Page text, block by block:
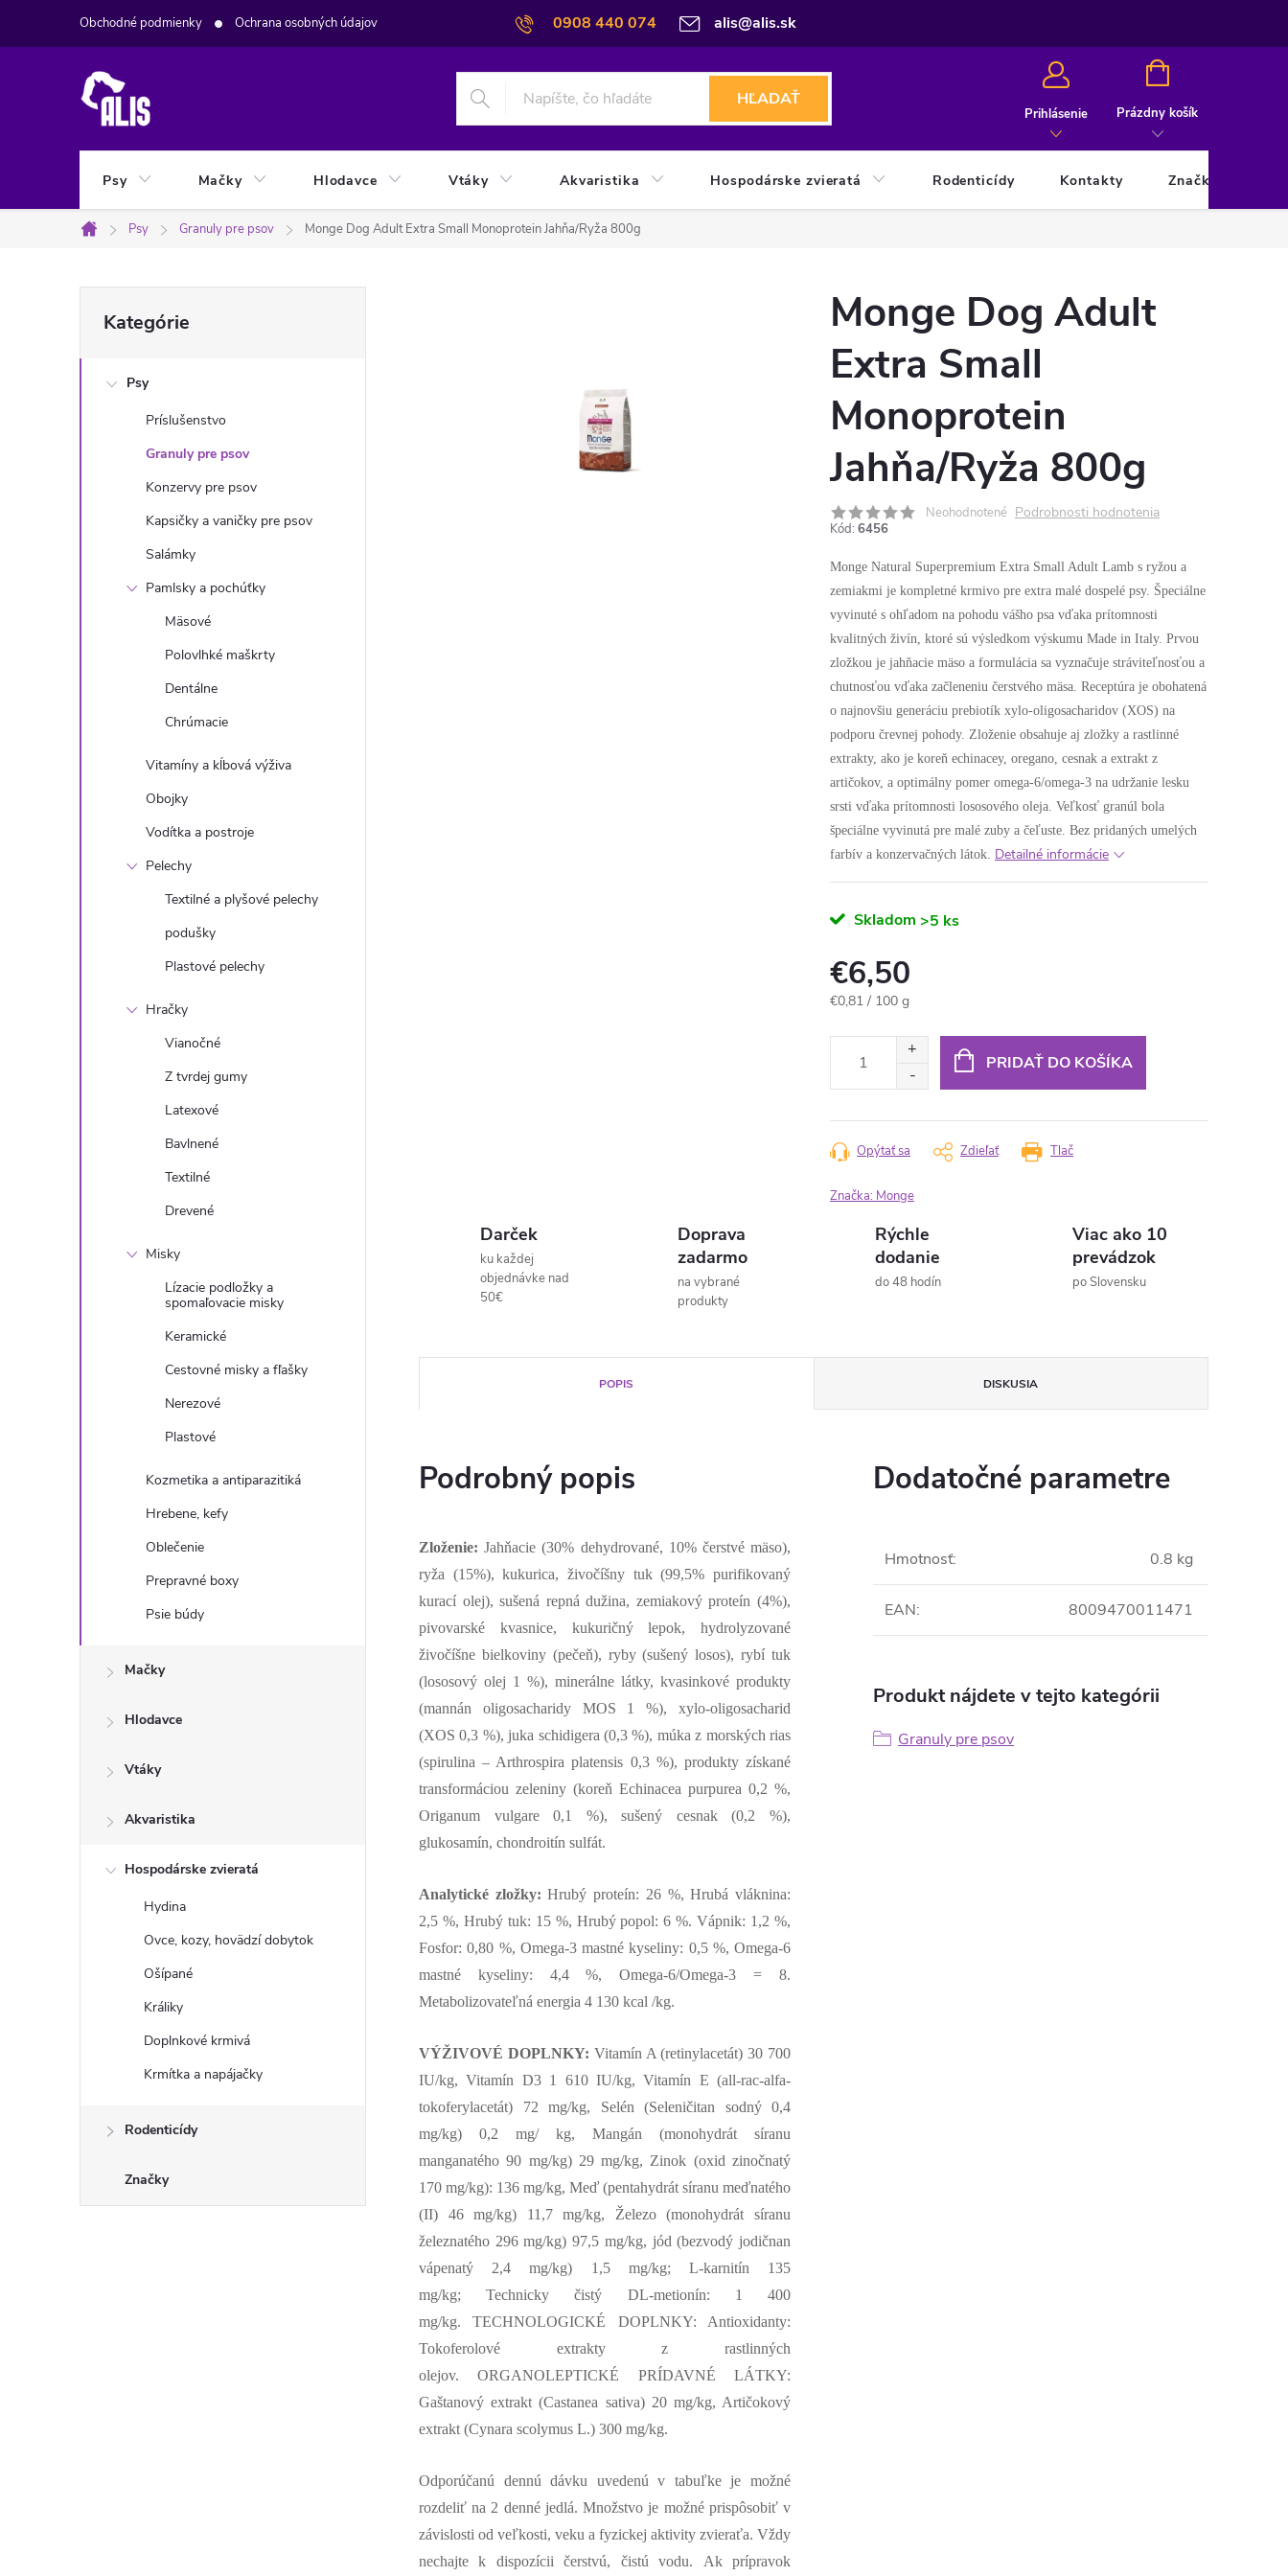
0908 440 074 alis@alis.sk
Obchodné podmienky Ochrana osobných údajov
HĽADAŤ
Prihlásenie
NÁKUPNÝ
Prázdny košík
Psy Mačky Hlodavce Vtáky Akvaristika Hospodárske zvieratá Rodenticídy Kontakty Značky
Domov
Psy Granuly pre psov Monge Dog Adult Extra Small Monoprotein Jahňa/Ryža 800g
o
kategórie
Kategórie
Psy
Príslušenstvo
Granuly pre psov
Konzervy pre psov
Kapsičky a vaničky pre psov
Salámky
Pamlsky a pochúťky
Mäsové
Polovlhké maškrty
Dentálne
Chrúmacie
Vitamíny a kĺbová výživa
Obojky
Vodítka a postroje
Pelechy
Textilné a plyšové pelechy
podušky
Plastové pelechy
Hračky
Vianočné
Z tvrdej gumy
Latexové
Bavlnené
Textilné
Drevené
Misky
Lízacie podložky a
spomaľovacie misky
Keramické
Cestovné misky a fľašky
Nerezové
Plastové
Kozmetika a antiparazitiká
Hrebene, kefy
Oblečenie
Prepravné boxy
Psie búdy
Mačky
Hlodavce
Vtáky
Akvaristika
Hospodárske zvieratá
Hydina
Ovce, kozy, hovädzí dobytok
Ošípané
Králiky
Doplnkové krmivá
Krmítka a napájačky
Rodenticídy
Značky
Monge Dog Adult
Extra Small
Monoprotein
Jahňa/Ryža 800g
Neohodnotené Podrobnosti hodnotenia
Kód: 6456
Monge Natural Superpremium Extra Small Adult Lamb s ryžou a
zemiakmi je kompletné krmivo pre extra malé dospelé psy. Špeciálne
vyvinuté s ohľadom na pohodu vášho psa vďaka prítomnosti
kvalitných živín, ktoré sú výsledkom výskumu Made in Italy. Prvou
zložkou je jahňacie mäso a formulácia sa vyznačuje stráviteľnosťou a
chutnosťou vďaka začleneniu čerstvého mäsa. Receptúra ​​je obohatená
o najnovšiu generáciu prebiotík xylo-oligosacharidov (XOS) na
podporu črevnej pohody. Zloženie obsahuje aj zložky a rastlinné
extrakty, ako je koreň echinacey, oregano, cesnak a extrakt z
artičokov, a optimálny pomer omega-6/omega-3 na udržanie lesku
srsti vďaka prítomnosti lososového oleja. Veľkosť granúl bola
špeciálne vyvinutá pre malé zuby a čeľuste. Bez pridaných umelých
farbív a konzervačných látok. Detailné informácie
Skladom >5 ks
€6,50
Jednotková
€0,81 / 100 g
PRIDAŤ DO KOŠÍKA
Tlač
Opýtať sa Zdieľať
Značka: Monge
Darček
ku každej
objednávke nad
50€
Doprava
zadarmo
na vybrané
produkty
Rýchle
dodanie
do 48 hodín
Viac ako 10
prevádzok
po Slovensku
POPIS DISKUSIA
Podrobný popis
Zloženie:Jahňacie (30% dehydrované, 10% čerstvé mäso),
ryža (15%), kukurica, živočíšny tuk (99,5% purifikovaný
kurací olej), sušená repná dužina, zemiakový proteín (4%),
pivovarské kvasnice, kukuričný lepok, hydrolyzované
živočíšne bielkoviny (pečeň), ryby (sušený losos), rybí tuk
(lososový olej 1 %), minerálne látky, kvasinkové produkty
(mannán oligosacharidy MOS 1 %), xylo-oligosacharid
(XOS 0,3 %), juka schidigera (0,3 %), múka z morských rias
(spirulina – Arthrospira platensis 0,3 %), produkty získané
transformáciou zeleniny (koreň Echinacea purpurea 0,2 %,
Origanum vulgare 0,1 %), sušený cesnak (0,2 %),
glukosamín, chondroitín sulfát.
Analytické zložky:Hrubý proteín: 26 %, Hrubá vláknina:
2,5 %, Hrubý tuk: 15 %, Hrubý popol: 6 %. Vápnik: 1,2 %,
Fosfor: 0,80 %, Omega-3 mastné kyseliny: 0,5 %, Omega-6
mastné kyseliny: 4,4 %, Omega-6/Omega-3 = 8.
Metabolizovateľná energia 4 130 kcal /kg.
VÝŽIVOVÉ DOPLNKY: Vitamín A (retinylacetát) 30 700
IU/kg, Vitamín D3 1 610 IU/kg, Vitamín E (all-rac-alfa-
tokoferylacetát) 72 mg/kg, Selén (Seleničitan sodný 0,4
mg/kg) 0,2 mg/ kg, Mangán (monohydrát síranu
manganatého 90 mg/kg) 29 mg/kg, Zinok (oxid zinočnatý
170 mg/kg): 136 mg/kg, Meď (pentahydrát síranu meďnatého
(II) 46 mg/kg) 11,7 mg/kg, Železo (monohydrát síranu
železnatého 296 mg/kg) 97,5 mg/kg, jód (bezvodý jodičnan
vápenatý 2,4 mg/kg) 1,5 mg/kg; L-karnitín 135
mg/kg; Technicky čistý DL-metionín: 1 400
mg/kg. TECHNOLOGICKÉ DOPLNKY: Antioxidanty:
Tokoferolové extrakty z rastlinných
olejov. ORGANOLEPTICKÉ PRÍDAVNÉ LÁTKY:
Gaštanový extrakt (Castanea sativa) 20 mg/kg, Artičokový
extrakt (Cynara scolymus L.) 300 mg/kg.
Odporúčanú dennú dávku uvedenú v tabuľke je možné
rozdeliť na 2 denné jedlá. Množstvo je možné prispôsobiť v
závislosti od veľkosti, veku a fyzickej aktivity zvieraťa. Vždy
nechajte k dispozícii čerstvú, čistú vodu. Ak prípravok
Dodatočné parametre
Hmotnosť: 0.8 kg
EAN: 8009470011471
Produkt nájdete v tejto kategórii
Granuly pre psov